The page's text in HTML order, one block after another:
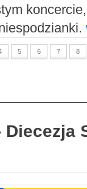
5 6 7 8
Diecezja